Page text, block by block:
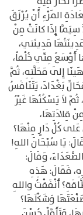
المَرْءِ أَنْ يُرْزَقَ
سِيَمَّا إِذَا كانَتْ مِنْ
مَدِينَتي،
أَوْسَعُ مِنِّي خُلْقاً،
إِلَى مَحَلَّتِهِ، ثُمَّ
بَغْدَادَ، يَتَنَافَسُ
ثُمَّ لاَ يَسْكُنُهَا غَيْرُ
قِلادَتِهَا،
كُلِّ دَارٍ مِنْهَا؟
يَا سُبْحَانَ اللهِ!
وَقَالَ:
فَقَالَ: هَذِهِ
أَنْفَقْتُ واللهِ
وَشَكْلَهَا؟